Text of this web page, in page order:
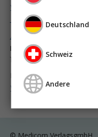
Weiter lesen ...
Ausgabe 3/20
Le glycocalyx endothélial:
Un acteur clé dans
Dr. Jan Jedlicka
Weiter lesen ...
Deutschland
Schweiz
Andere